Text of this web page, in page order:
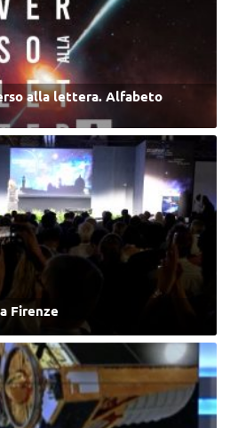
alla lettera. Alfabeto
Firenze